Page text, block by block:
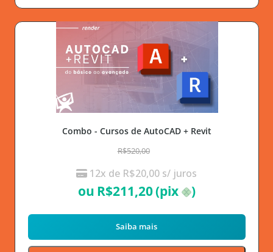
Combo - Cursos de AutoCAD + Revit
R$520,00
12x de R$20,00 s/ juros
ou R$211,20(pix )
Saiba mais